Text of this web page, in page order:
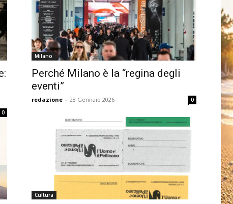
0
Milano
Perché Milano è la “regina degli
eventi”
redazione - 28 Gennaio 2026 0
Cultura